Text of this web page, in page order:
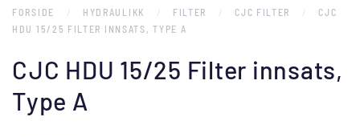
FORSIDE HYDRAULIKK FILTER CJC FILTER
CJC
HDU 15/25 FILTER INNSATS, TYPE A
CJC HDU 15/25 Filter innsats,
Type A